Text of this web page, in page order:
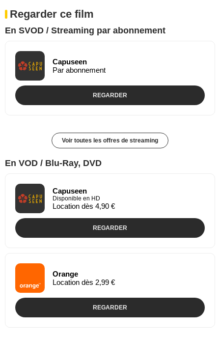
Regarder ce film
En SVOD / Streaming par abonnement
Capuseen
Par abonnement
REGARDER
Voir toutes les offres de streaming
En VOD / Blu-Ray, DVD
Capuseen
Disponible en HD
Location dès 4,90 €
REGARDER
Orange
Location dès 2,99 €
REGARDER